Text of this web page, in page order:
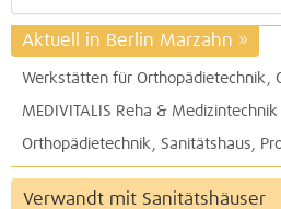
Aktuell in Berlin Marzahn »
Verwandt mit Sanitätshäuser